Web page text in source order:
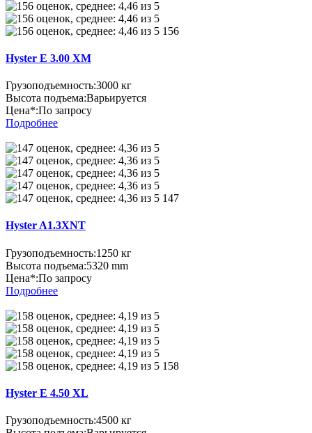
156
Hyster E 3.00 XM
Грузоподъемность:3000 кг
Высота подъема:Варьируется
Цена*:По запросу
Подробнее
147
Hyster A1.3XNT
Грузоподъемность:1250 кг
Высота подъема:5320 mm
Цена*:По запросу
Подробнее
158
Hyster E 4.50 XL
Грузоподъемность:4500 кг